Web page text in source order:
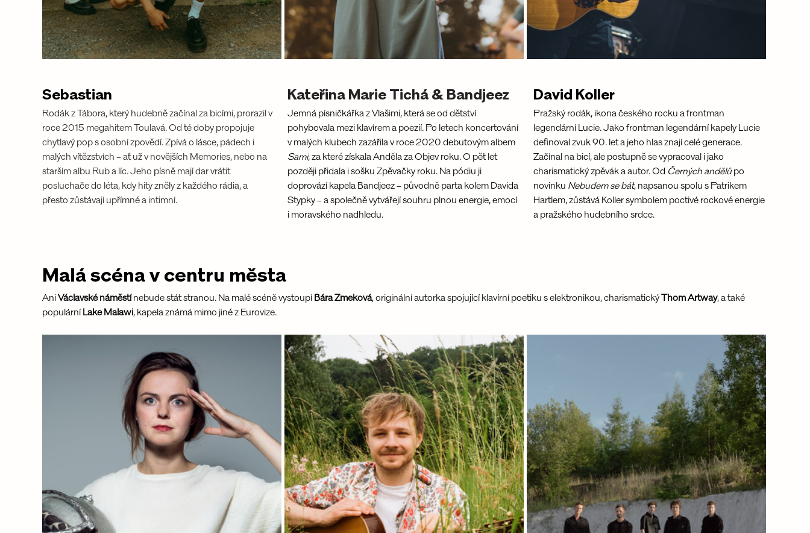
Sebastian
Rodák z Tábora, který hudebně začínal za bicími, prorazil v
roce 2015 megahitem Toulavá. Od té doby propojuje
chytlavý pop s osobní zpovědí. Zpívá o lásce, pádech i
malých vítězstvích – ať už v novějších Memories, nebo na
starším albu Rub a líc. Jeho písně mají dar vrátit
posluchače do léta, kdy hity zněly z každého rádia, a
přesto zůstávají upřímné a intimní.
Kateřina Marie Tichá & Bandjeez
Jemná písničkářka z Vlašimi, která se od dětství
pohybovala mezi klavírem a poezií. Po letech koncertování
v malých klubech zazářila v roce 2020 debutovým albem
Sami, za které získala Anděla za Objev roku. O pět let
později přidala i sošku Zpěvačky roku. Na pódiu ji
doprovází kapela Bandjeez – původně parta kolem Davida
Stypky – a společně vytvářejí souhru plnou energie, emocí
i moravského nadhledu.
David Koller
Pražský rodák, ikona českého rocku a frontman
legendární Lucie. Jako frontman legendární kapely Lucie
definoval zvuk 90. let a jeho hlas znají celé generace.
Začínal na bicí, ale postupně se vypracoval i jako
charismatický zpěvák a autor. Od Černých andělů po
novinku Nebudem se bát, napsanou spolu s Patrikem
Hartlem, zůstává Koller symbolem poctivé rockové energie
a pražského hudebního srdce.
Malá scéna v centru města
Ani Václavské náměstí nebude stát stranou. Na malé scéně vystoupí Bára Zmeková, originální autorka spojující klavírní poetiku s elektronikou, charismatický Thom Artway, a také
populární Lake Malawi, kapela známá mimo jiné z Eurovize.